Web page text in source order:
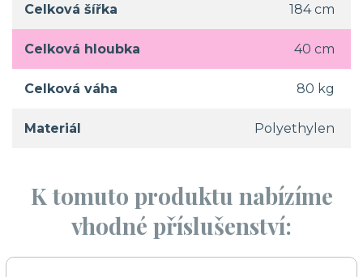
Celková šířka 184 cm
Celková hloubka 40 cm
Celková váha 80 kg
Materiál Polyethylen
K tomuto produktu nabízíme
vhodné příslušenství: